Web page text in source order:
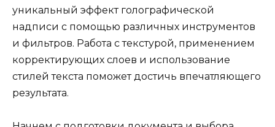
уникальный эффект голографической
надписи с помощью различных инструментов
и фильтров. Работа с текстурой, применением
корректирующих слоев и использование
стилей текста поможет достичь впечатляющего
результата.